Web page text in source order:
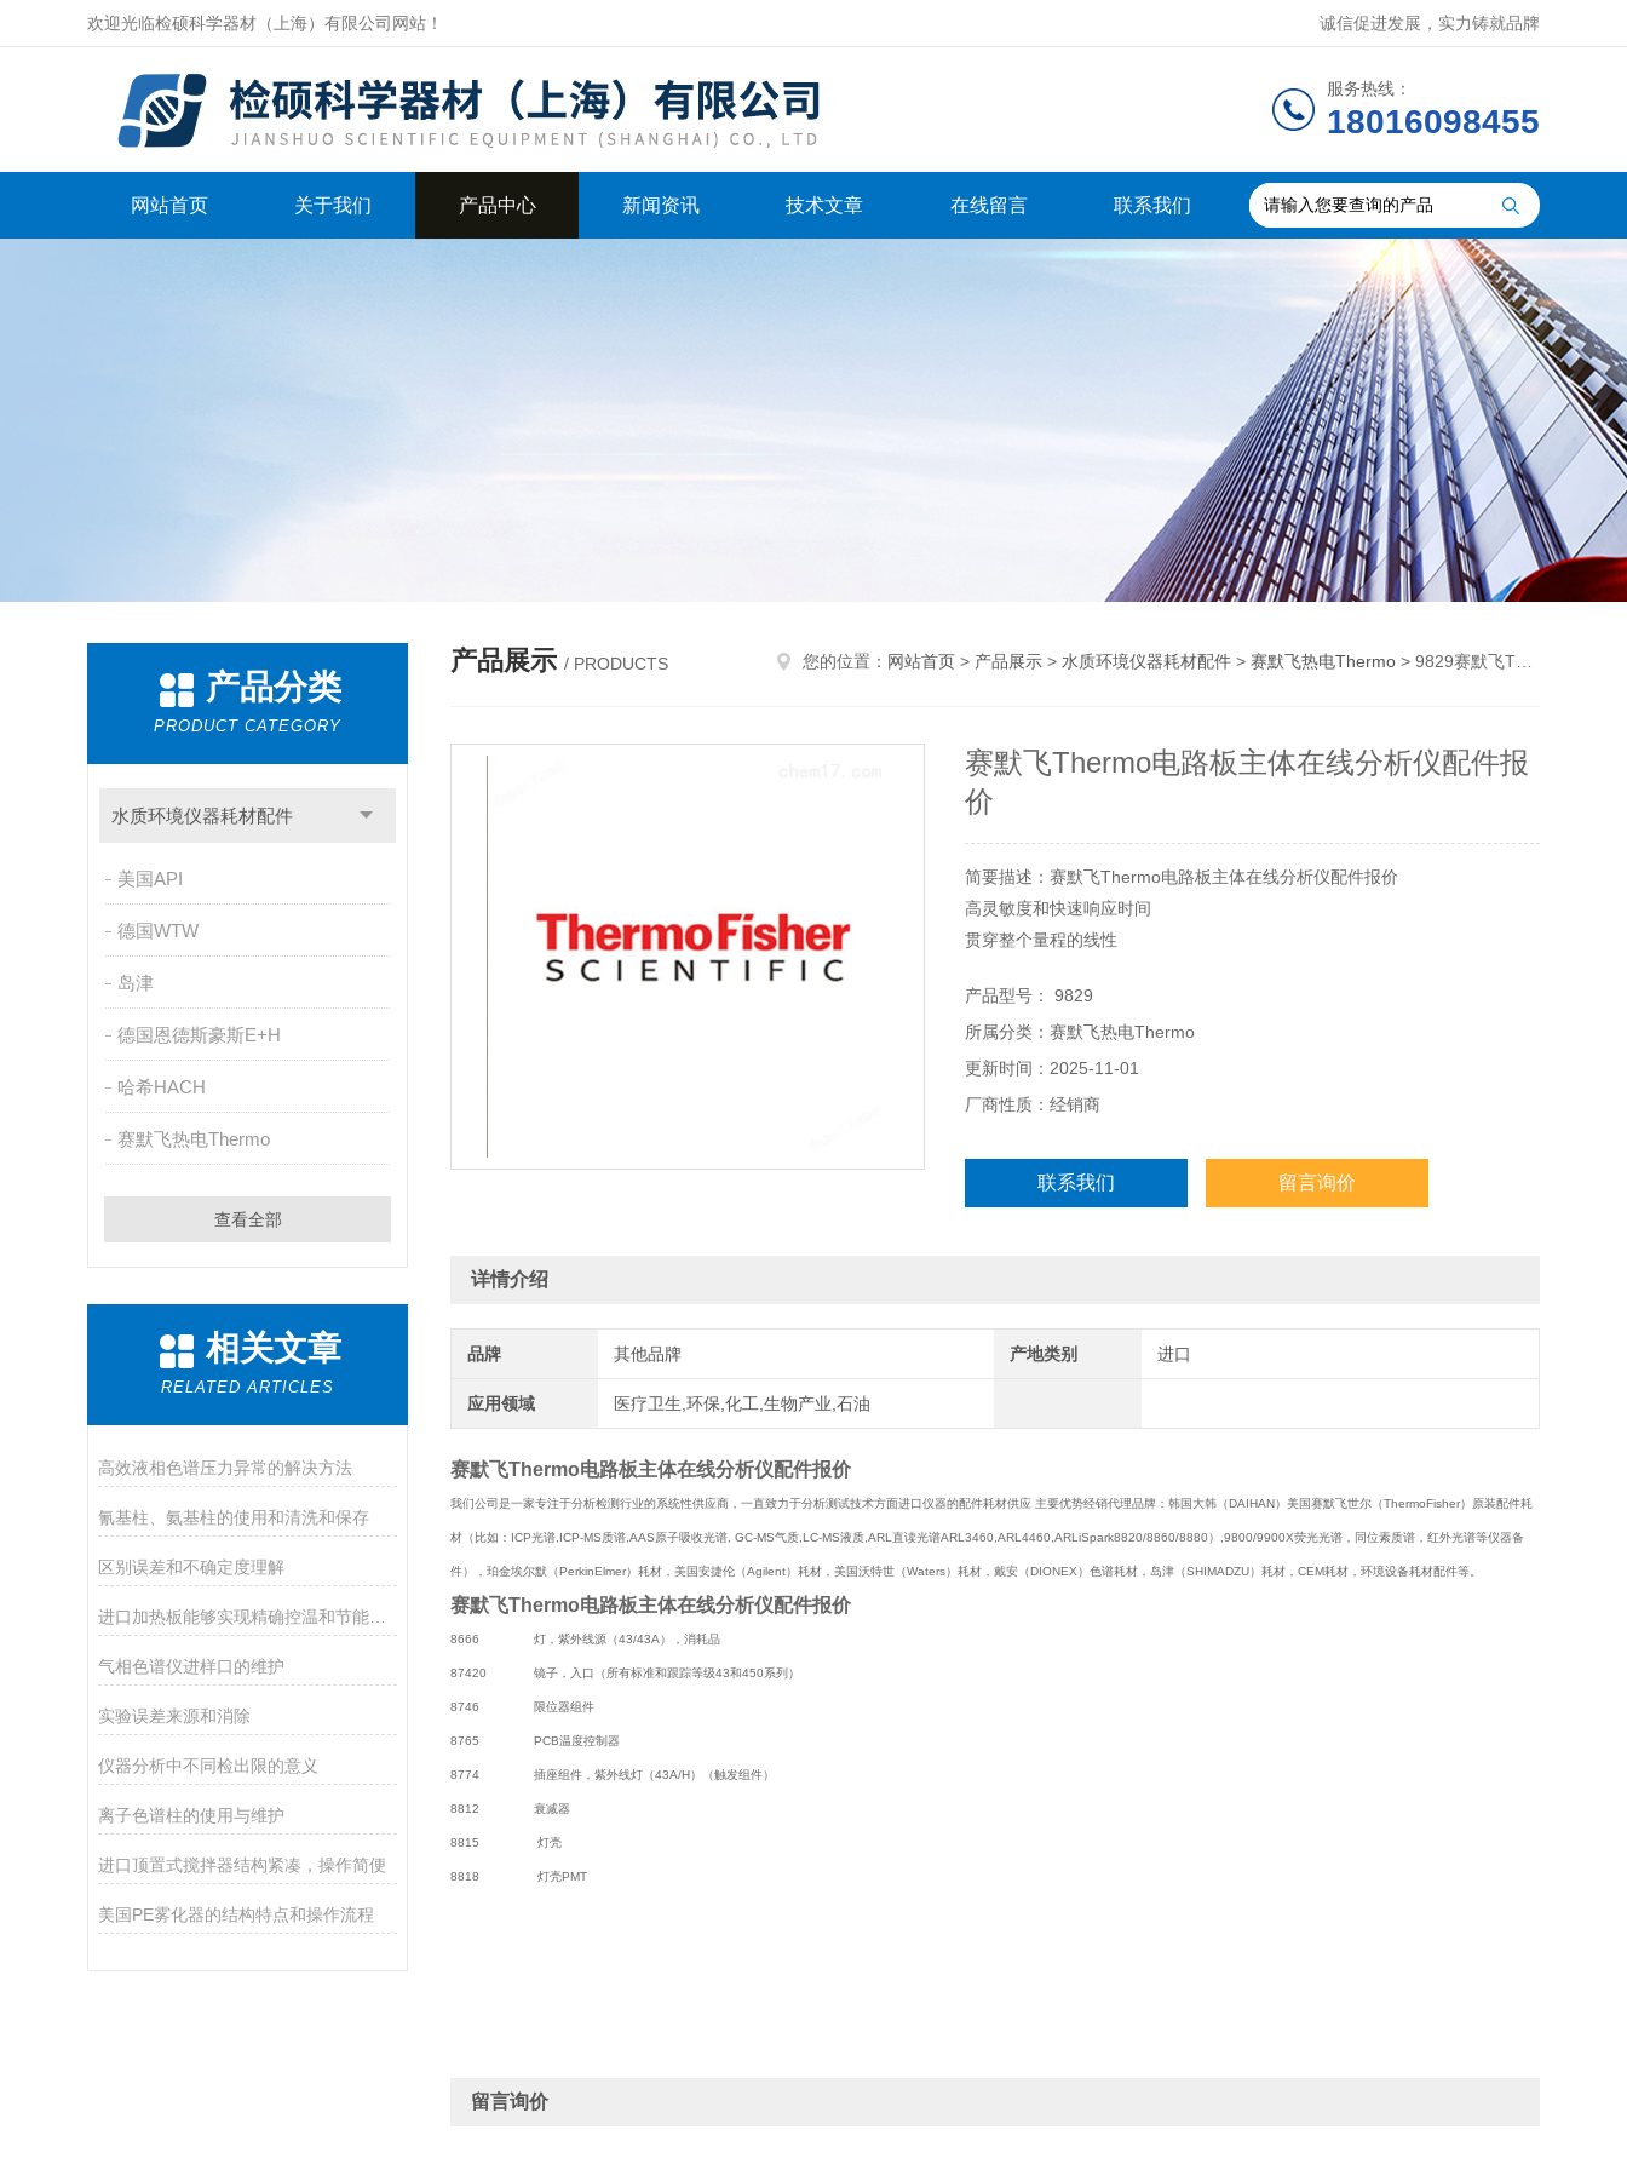
欢迎光临检硕科学器材（上海）有限公司网站！ 诚信促进发展，实力铸就品牌
服务热线：
18016098455
网站首页 关于我们 产品中心 新闻资讯 技术文章 在线留言 联系我们
产品分类
PRODUCT CATEGORY
水质环境仪器耗材配件
美国API
德国WTW
岛津
德国恩德斯豪斯E+H
哈希HACH
赛默飞热电Thermo
查看全部
相关文章
RELATED ARTICLES
高效液相色谱压力异常的解决方法
氰基柱、氨基柱的使用和清洗和保存
区别误差和不确定度理解
进口加热板能够实现精确控温和节能加热
气相色谱仪进样口的维护
实验误差来源和消除
仪器分析中不同检出限的意义
离子色谱柱的使用与维护
进口顶置式搅拌器结构紧凑，操作简便
美国PE雾化器的结构特点和操作流程
产品展示 / PRODUCTS 您的位置： 网站首页 > 产品展示 > 水质环境仪器耗材配件 > 赛默飞热电Thermo > 9829赛默飞Thermo电路板主体在线分析仪配件报价
赛默飞Thermo电路板主体在线分析仪配件报
价
简要描述：赛默飞Thermo电路板主体在线分析仪配件报价
高灵敏度和快速响应时间
贯穿整个量程的线性
受流量和环境温度的影响较小
产品型号： 9829
所属分类：赛默飞热电Thermo
更新时间：2025-11-01
厂商性质：经销商
联系我们 留言询价
详情介绍
品牌 其他品牌 产地类别 进口
应用领域 医疗卫生,环保,化工,生物产业,石油
赛默飞Thermo电路板主体在线分析仪配件报价
我们公司是一家专注于分析检测行业的系统性供应商，一直致力于分析测试技术方面进口仪器的配件耗材供应 主要优势经销代理品牌：韩国大韩（DAIHAN）美国赛默飞世尔（ThermoFisher）原装配件耗
材（比如：ICP光谱,ICP-MS质谱,AAS原子吸收光谱, GC-MS气质,LC-MS液质,ARL直读光谱ARL3460,ARL4460,ARLiSpark8820/8860/8880）,9800/9900X荧光光谱，同位素质谱，红外光谱等仪器备
件），珀金埃尔默（PerkinElmer）耗材，美国安捷伦（Agilent）耗材，美国沃特世（Waters）耗材，戴安（DIONEX）色谱耗材，岛津（SHIMADZU）耗材，CEM耗材，环境设备耗材配件等。
赛默飞Thermo电路板主体在线分析仪配件报价
8666 灯，紫外线源（43/43A），消耗品
87420 镜子，入口（所有标准和跟踪等级43和450系列）
8746 限位器组件
8765 PCB温度控制器
8774 插座组件，紫外线灯（43A/H）（触发组件）
8812 衰减器
8815 灯壳
8818 灯壳PMT
留言询价